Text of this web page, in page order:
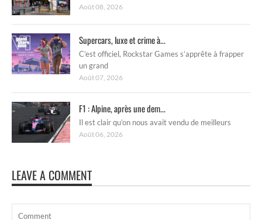
Août 08, 2026
Supercars, luxe et crime à...
C’est officiel, Rockstar Games s’apprête à frapper
un grand
Août 07, 2026
F1 : Alpine, après une dem...
Il est clair qu’on nous avait vendu de meilleurs
Août 06, 2026
LEAVE A COMMENT